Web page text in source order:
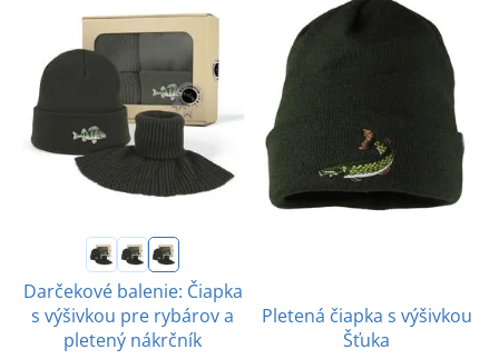
Darčekové balenie: Čiapka
s výšivkou pre rybárov a
pletený nákrčník
Pletená čiapka s výšivkou
Šťuka